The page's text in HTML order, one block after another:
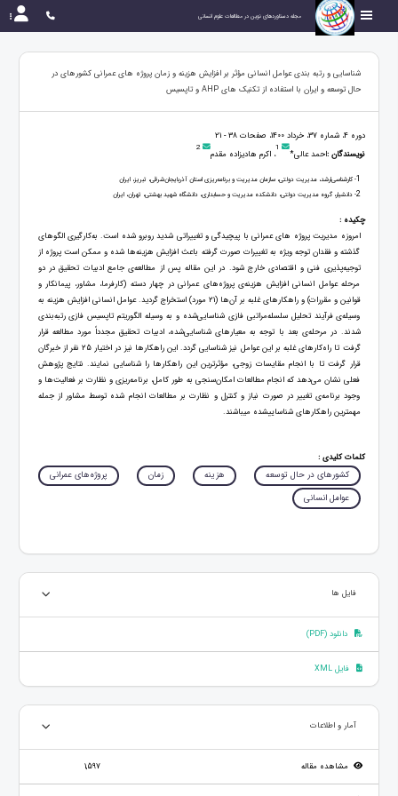
مجله دستاوردهای نوین در مطالعات علوم انسانی
شناسایی و رتبه‌ بندی عوامل انسانی مؤثر بر افزایش هزینه‌ و زمان پروژه‌ های عمرانی کشورهای در
حال توسعه و ایران با استفاده از تکنیک‌ های AHP و تاپسیس
دوره 4، شماره 37، خرداد 1400، صفحات 38 - 21
نویسندگان :احمد عالی* 1، اکرم هادیزاده مقدم 2
1- کارشناسی‌ارشد، مدیریت دولتی، سازمان مدیریت و برنامه‌ریزی استان آذربایجان‌شرقی، تبریز، ایران
2- دانشیار، گروه مدیریت دولتی، دانشکده مدیریت و حسابداری، دانشگاه شهید بهشتی، تهران، ایران
چکیده :
امروزه مدیریت پروژه های عمرانی با پیچیدگی و تغییراتی شدید روبرو شده است. به‌کارگیری الگوهای
گذشته و فقدان توجه ویژه به تغییرات صورت گرفته باعث افزایش هزینه‌ها شده و ممکن است پروژه از
توجیه‌پذیری فنی و اقتصادی خارج شود. در این مقاله پس از مطالعه‌ی جامع ادبیات تحقیق در دو
مرحله عوامل انسانی افزایش هزینه‌‌ی پروژه‌های عمرانی در چهار دسته (کارفرما، مشاور، پیمانکار و
قوانین و مقررات) و راهکارهای غلبه بر آن‌ها (21 مورد) استخراج گردید. عوامل انسانی افزایش هزینه به
وسیله‌ی فرآیند تحلیل سلسله‌مراتبی فازی شناسایی‌شده و به وسیله الگوریتم تاپسیس فازی رتبه‌بندی
شدند. در مرحله‌ی بعد با توجه به معیارهای شناسایی‌شده، ادبیات تحقیق مجدداً مورد مطالعه قرار
گرفت تا راه‌کارهای غلبه بر این عوامل نیز شناسایی گردد. این راهکارها نیز در اختیار 25 نفر از خبرگان
قرار گرفت تا با انجام مقایسات زوجی، مؤثرترین این راهکارها را شناسایی نمایند. نتایج پژوهش
فعلی نشان می‌دهد که انجام مطالعات امکان‌سنجی به طور کامل، برنامه‌ریزی و نظارت بر فعالیت‌ها و
وجود برنامه‌ی تغییر در صورت نیاز و کنترل و نظارت بر مطالعات انجام شده توسط مشاور از جمله
مهمترین راهکارهای شناسایی‏شده می‏باشند.
کلمات کلیدی :
کشورهای در حال توسعه هزینه زمان
پروژه‌های عمرانی
عوامل انسانی
فایل ها
دانلود (PDF)
فایل XML
آمار و اطلاعات
مشاهده مقاله 1,597